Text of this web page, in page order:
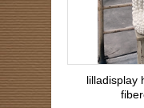
lilladisplay